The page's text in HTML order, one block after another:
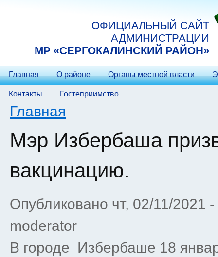
ОФИЦИАЛЬНЫЙ САЙТ
АДМИНИСТРАЦИИ
МP «СЕРГОКАЛИНСКИЙ РАЙОН»
Главная О районе Органы местной власти
Контакты Гостеприимство
Вы здесь
Главная
Мэр Избербаша
вакцинацию.
Опубликовано чт, 02/11/2021
moderator
В городе Избербаше 18